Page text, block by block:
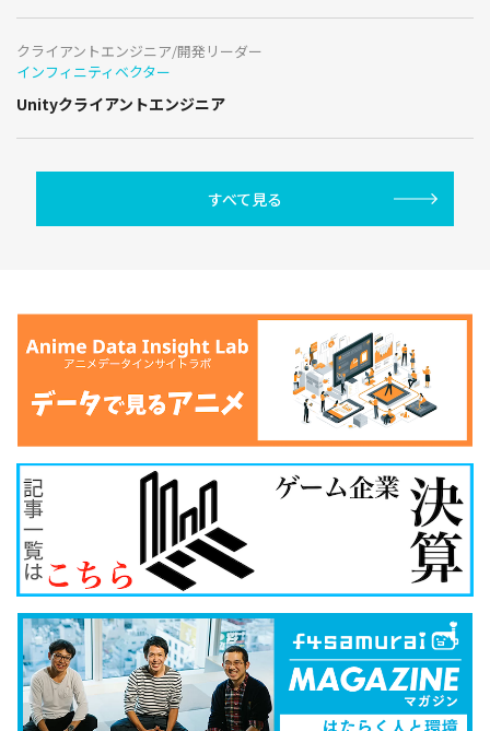
クライアントエンジニア/開発リーダー
インフィニティベクター
Unityクライアントエンジニア
すべて見る